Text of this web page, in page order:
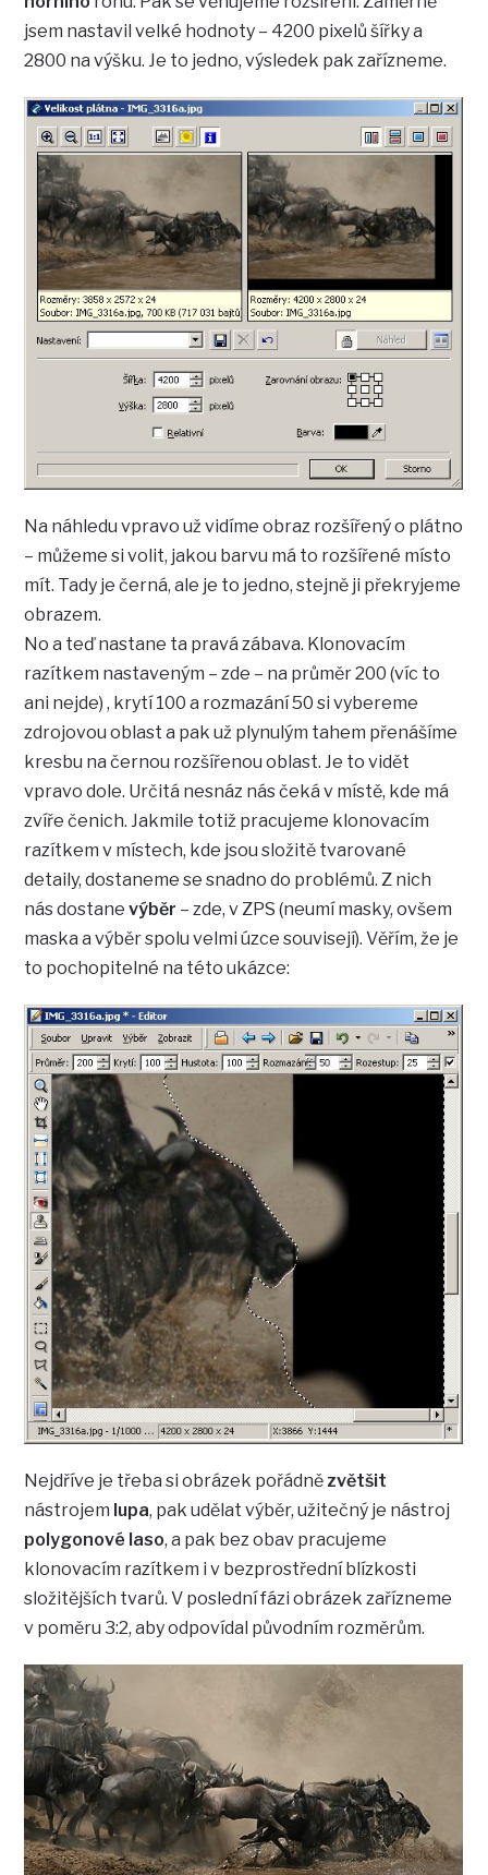
jsem nastavil velké hodnoty – 4200 pixelů šířky a
2800 na výšku. Je to jedno, výsledek pak zařízneme.
Na náhledu vpravo už vidíme obraz rozšířený o plátno
– můžeme si volit, jakou barvu má to rozšířené místo
mít. Tady je černá, ale je to jedno, stejně ji překryjeme
obrazem.
No a teď nastane ta pravá zábava. Klonovacím
razítkem nastaveným – zde – na průměr 200 (víc to
ani nejde) , krytí 100 a rozmazání 50 si vybereme
zdrojovou oblast a pak už plynulým tahem přenášíme
kresbu na černou rozšířenou oblast. Je to vidět
vpravo dole. Určitá nesnáz nás čeká v místě, kde má
zvíře čenich. Jakmile totiž pracujeme klonovacím
razítkem v místech, kde jsou složitě tvarované
detaily, dostaneme se snadno do problémů. Z nich
nás dostanevýběr – zde, v ZPS (neumí masky, ovšem
maska a výběr spolu velmi úzce souvisejí). Věřím, že je
to pochopitelné na této ukázce:
Nejdříve je třeba si obrázek pořádně zvětšit
nástrojem lupa, pak udělat výběr, užitečný je nástroj
polygonové laso, a pak bez obav pracujeme
klonovacím razítkem i v bezprostřední blízkosti
složitějších tvarů. V poslední fázi obrázek zařízneme
v poměru 3:2, aby odpovídal původním rozměrům.